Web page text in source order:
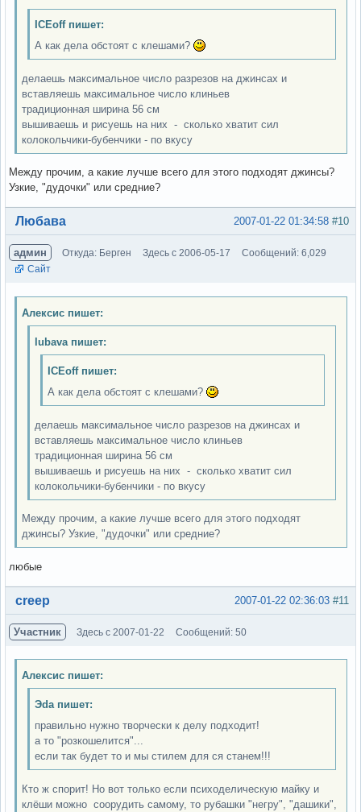
ICEoff пишет:
А как дела обстоят с клешами?
делаешь максимальное число разрезов на джинсах и
вставляешь максимальное число клиньев
традиционная ширина 56 см
вышиваешь и рисуешь на них - сколько хватит сил
колокольчики-бубенчики - по вкусу
Между прочим, а какие лучше всего для этого подходят джинсы?
Узкие, "дудочки" или средние?
Вне форума #10
2007-01-22 01:34:58
Любава
админ Откуда: Берген Здесь с 2006-05-17
Сообщений: 6,029
Сайт
Алексис пишет:
lubava пишет:
ICEoff пишет:
А как дела обстоят с клешами?
делаешь максимальное число разрезов на джинсах и
вставляешь максимальное число клиньев
традиционная ширина 56 см
вышиваешь и рисуешь на них - сколько хватит сил
колокольчики-бубенчики - по вкусу
Между прочим, а какие лучше всего для этого подходят
джинсы? Узкие, "дудочки" или средние?
любые
Вне форума #11
2007-01-22 02:36:03
creep
Участник Здесь с 2007-01-22 Сообщений: 50
Алексис пишет:
Эda пишет:
правильно нужно творчески к делу подходит!
а то "розкошелится"...
если так будет то и мы стилем для ся станем!!!
Кто ж спорит! Но вот только если психоделическую майку и
клёши можно соорудить самому, то рубашки "негру", "дашики",